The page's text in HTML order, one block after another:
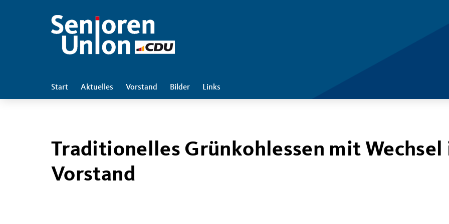
Start Aktuelles Vorstand Bilder Links
Traditionelles Grünkohlessen mit Wechsel
Vorstand